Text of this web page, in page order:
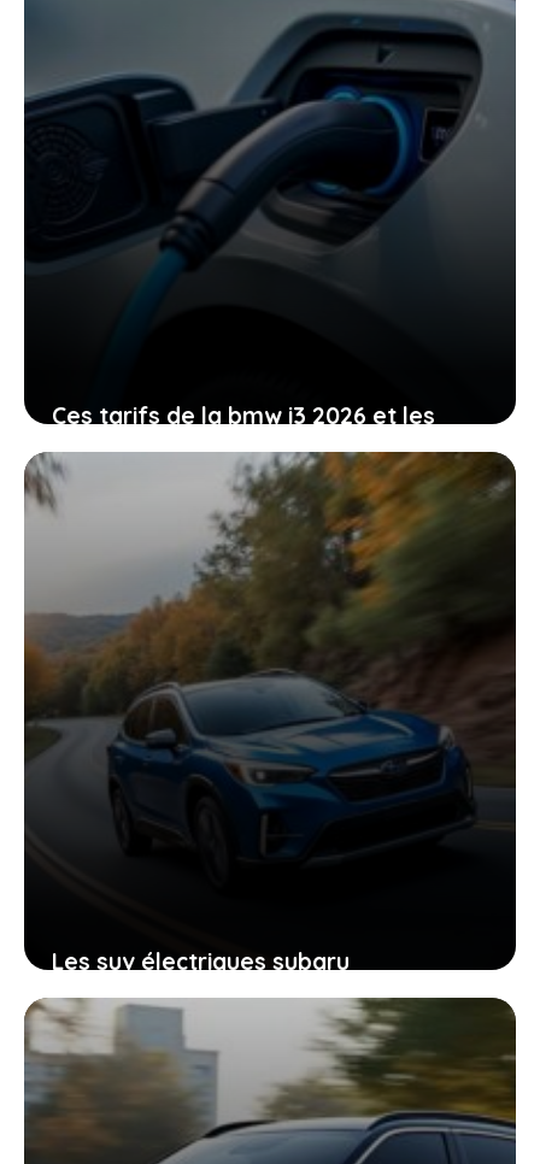
Ces tarifs de la bmw i3 2026 et les
commandes ouvertes pour changer
votre mobilité
Les suv électriques subaru
d’aujourd’hui sont bien mieux que ceux
d’hier, ce que vous devez savoir avant
d’acheter